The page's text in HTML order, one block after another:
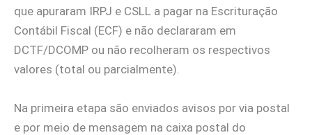
que apuraram IRPJ e CSLL a pagar na Escrituração
Contábil Fiscal (ECF) e não declararam em
DCTF/DCOMP ou não recolheram os respectivos
valores (total ou parcialmente).
Na primeira etapa são enviados avisos por via postal
e por meio de mensagem na caixa postal do